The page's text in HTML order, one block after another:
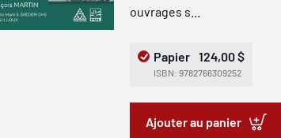
ouvrages s...
Papier 124,00 $
ISBN: 9782766309252
Ajouter au panier